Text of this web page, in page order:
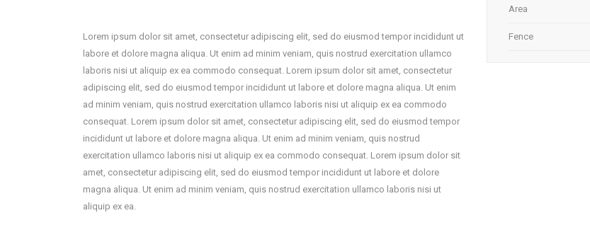
Lorem ipsum dolor sit amet, consectetur adipiscing elit, sed do eiusmod tempor incididunt ut
labore et dolore magna aliqua. Ut enim ad minim veniam, quis nostrud exercitation ullamco
laboris nisi ut aliquip ex ea commodo consequat. Lorem ipsum dolor sit amet, consectetur
adipiscing elit, sed do eiusmod tempor incididunt ut labore et dolore magna aliqua. Ut enim
ad minim veniam, quis nostrud exercitation ullamco laboris nisi ut aliquip ex ea commodo
consequat. Lorem ipsum dolor sit amet, consectetur adipiscing elit, sed do eiusmod tempor
incididunt ut labore et dolore magna aliqua. Ut enim ad minim veniam, quis nostrud
exercitation ullamco laboris nisi ut aliquip ex ea commodo consequat. Lorem ipsum dolor sit
amet, consectetur adipiscing elit, sed do eiusmod tempor incididunt ut labore et dolore
magna aliqua. Ut enim ad minim veniam, quis nostrud exercitation ullamco laboris nisi ut
aliquip ex ea.
Area
Fence